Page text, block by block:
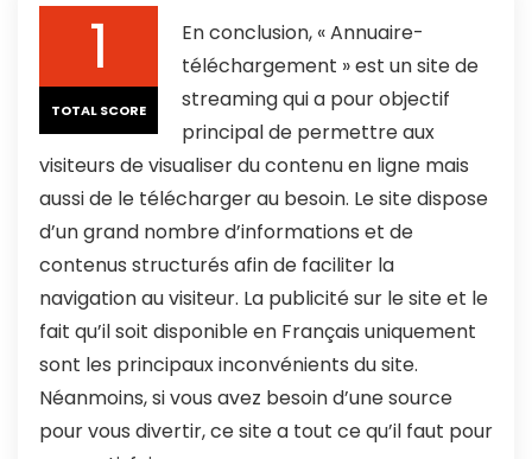
1
TOTAL SCORE
En conclusion, « Annuaire-
téléchargement » est un site de
streaming qui a pour objectif
principal de permettre aux
visiteurs de visualiser du contenu en ligne mais
aussi de le télécharger au besoin. Le site dispose
d’un grand nombre d’informations et de
contenus structurés afin de faciliter la
navigation au visiteur. La publicité sur le site et le
fait qu’il soit disponible en Français uniquement
sont les principaux inconvénients du site.
Néanmoins, si vous avez besoin d’une source
pour vous divertir, ce site a tout ce qu’il faut pour